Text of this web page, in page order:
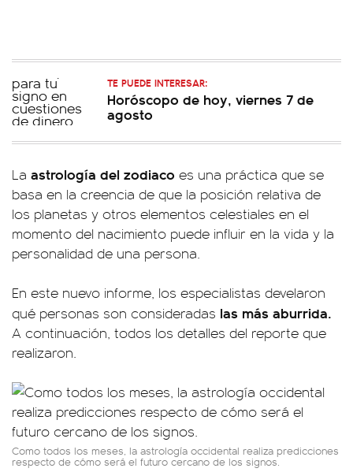
TE PUEDE INTERESAR:
Horóscopo de hoy, viernes 7 de
agosto
La astrología del zodiaco es una práctica que se
basa en la creencia de que la posición relativa de
los planetas y otros elementos celestiales en el
momento del nacimiento puede influir en la vida y la
personalidad de una persona.
En este nuevo informe, los especialistas develaron
qué personas son consideradas las más aburrida.
A continuación, todos los detalles del reporte que
realizaron.
Como todos los meses, la astrología occidental realiza predicciones
respecto de cómo será el futuro cercano de los signos.